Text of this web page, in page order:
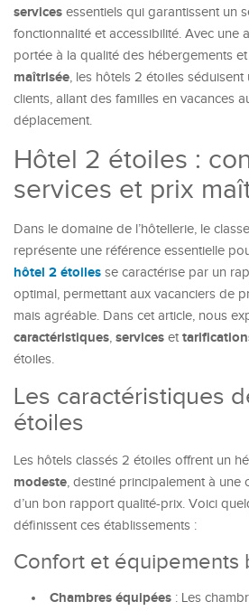
services essentiels qui garantissent un
fonctionnalité et accessibilité. Avec une
portée à la qualité des hébergements
maîtrisée, les hôtels 2 étoiles
clients, allant des familles en vacances
déplacement.
Hôtel 2 étoiles :
services et prix
Dans le domaine de l’hôtellerie, le
représente une référence essentielle
hôtel 2 étoiles se caractérise par un
optimal, permettant aux vacanciers de
mais agréable. Dans cet article, nous
caractéristiques, services et
étoiles.
Les caractéristiques
étoiles
Les hôtels classés 2 étoiles offrent un
modeste, destiné principalement à une
d’un bon rapport qualité-prix. Voici
définissent ces établissements :
Confort et équipements
Chambres équipées : Les